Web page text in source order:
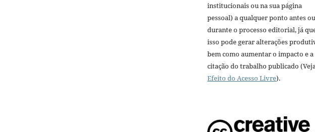
institucionais ou na sua página
pessoal) a qualquer ponto antes ou
durante o processo editorial, já
isso pode gerar alterações
bem como aumentar o impacto e a
citação do trabalho publicado (Veja
Efeito do Acesso Livre).